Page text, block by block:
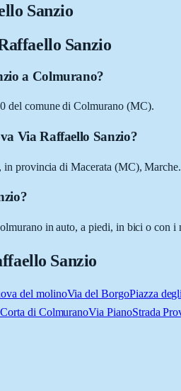
Sanzio
Sanzio
a Colmurano?
del comune di Colmurano (MC).
Via Raffaello Sanzio?
provincia di Macerata (MC), Marche.
in auto, a piedi, in bici o con
Sanzio
del molinoVia del BorgoPiazza
di ColmuranoVia PianoStrada